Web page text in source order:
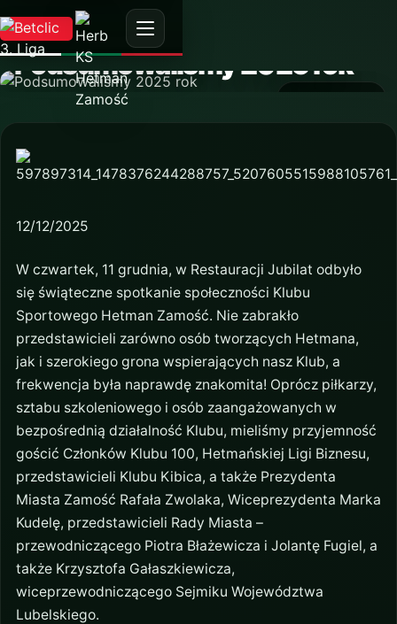
AKTUALNOŚĆ
Podsumowaliśmy 2025 rok
12/12/2025
W czwartek, 11 grudnia, w Restauracji Jubilat odbyło
się świąteczne spotkanie społeczności Klubu
Sportowego Hetman Zamość. Nie zabrakło
przedstawicieli zarówno osób tworzących Hetmana,
jak i szerokiego grona wspierających nasz Klub, a
frekwencja była naprawdę znakomita! Oprócz piłkarzy,
sztabu szkoleniowego i osób zaangażowanych w
bezpośrednią działalność Klubu, mieliśmy przyjemność
gościć Członków Klubu 100, Hetmańskiej Ligi Biznesu,
przedstawicieli Klubu Kibica, a także Prezydenta
Miasta Zamość Rafała Zwolaka, Wiceprezydenta Marka
Kudelę, przedstawicieli Rady Miasta –
przewodniczącego Piotra Błażewicza i Jolantę Fugiel, a
także Krzysztofa Gałaszkiewicza,
wiceprzewodniczącego Sejmiku Województwa
Lubelskiego.